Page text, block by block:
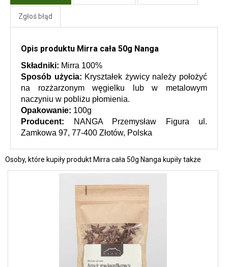
Zgłoś błąd
Opis produktu Mirra cała 50g Nanga
Składniki: Mirra 100%
Sposób użycia: Kryształek żywicy należy położyć
na rozżarzonym węgielku lub w metalowym
naczyniu w pobliżu płomienia.
Opakowanie: 100g
Producent:
NANGA Przemysław Figura ul.
Zamkowa 97, 77-400 Złotów, Polska
Osoby, które kupiły produkt Mirra cała 50g Nanga kupiły także